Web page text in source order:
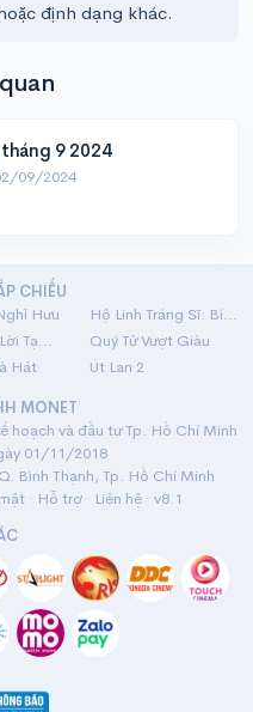
định dạng khác.
9 2024
09/2024
CHIẾU
Hưu
Hộ Linh Tráng Sĩ: Bí Ẩn Mộ Vua Đinh
Mãi Nợ Một Lời Tạm Biệt
Quý Tử Vượt Giàu
Hát
Út Lan 2
MONET
hoạch và đầu tư Tp. Hồ Chí Minh
01/11/2018
Bình Thạnh, Tp. Hồ Chí Minh
· Hỗ trợ · Liên hệ · v8.1